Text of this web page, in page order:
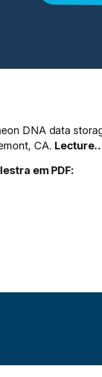
DNA data
CA.
em PDF: